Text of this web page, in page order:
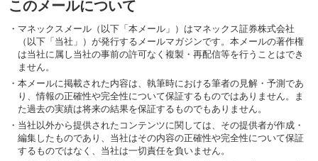
このメールについて
・ マネックスメール（以下「本メール」）はマネックス証券株式会社
（以下「当社」）が発行するメールマガジンです。本メールの著作権
は当社に属し当社の事前の許可なく複製・再配信等を行うことはでき
ません。
・ 本メールに掲載された内容は、執筆時における筆者の見解・予測であ
り、情報の正確性や完全性について保証するものではありません。ま
た過去の実績は将来の結果を保証するものでもありません。
・ 当社以外から提供されたコンテンツに関しては、その提供者が作成・
編集したものであり、当社はその内容の正確性や完全性について保証
するものではなく、当社は一切責任を負いません。